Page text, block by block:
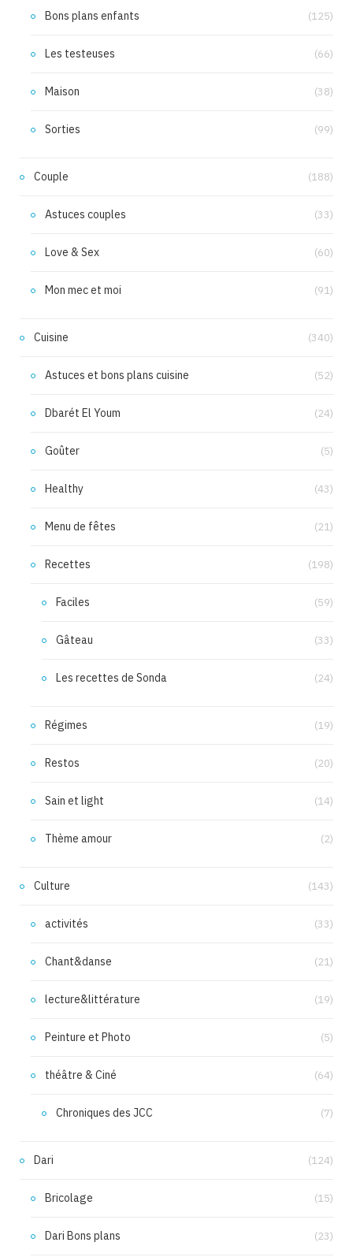
Bons plans enfants (125)
Les testeuses (66)
Maison (38)
Sorties (99)
Couple (188)
Astuces couples (33)
Love & Sex (60)
Mon mec et moi (91)
Cuisine (340)
Astuces et bons plans cuisine (52)
Dbarét El Youm (24)
Goûter (5)
Healthy (43)
Menu de fêtes (21)
Recettes (198)
Faciles (59)
Gâteau (33)
Les recettes de Sonda (24)
Régimes (19)
Restos (20)
Sain et light (14)
Thème amour (2)
Culture (143)
activités (33)
Chant&danse (21)
lecture&littérature (19)
Peinture et Photo (5)
théâtre & Ciné (64)
Chroniques des JCC (7)
Dari (124)
Bricolage (15)
Dari Bons plans (23)